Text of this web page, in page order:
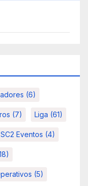
(6)
(7) Liga (61)
SC2 Eventos (4)
(5)